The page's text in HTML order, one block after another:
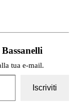
tua e-mail.
Iscriviti